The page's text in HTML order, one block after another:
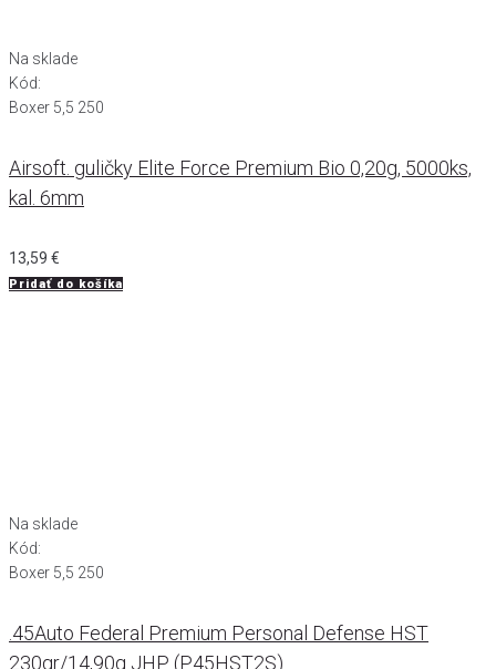
Na sklade
Kód:
Boxer 5,5 250
Airsoft. guličky Elite Force Premium Bio 0,20g, 5000ks,
kal. 6mm
13,59 €
Pridať do košíka
Na sklade
Kód:
Boxer 5,5 250
.45Auto Federal Premium Personal Defense HST
230gr/14,90g JHP (P45HST2S)